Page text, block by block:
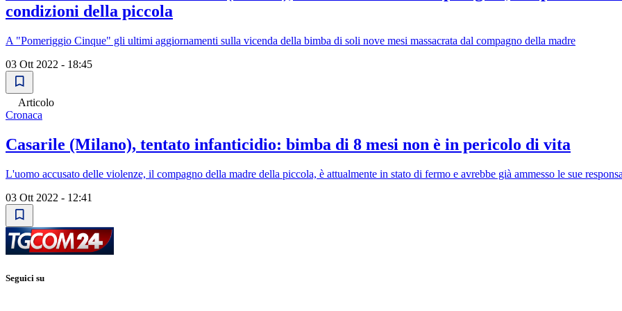
condizioni della piccola
A "Pomeriggio Cinque" gli ultimi aggiornamenti sulla vicenda della bimba di soli nove mesi massacrata dal compagno della madre
03 Ott 2022 - 18:45
Articolo
Cronaca
Casarile (Milano), tentato infanticidio: bimba di 8 mesi non è in pericolo di vita
L'uomo accusato delle violenze, il compagno della madre della piccola, è attualmente in stato di fermo e avrebbe già ammesso le sue
03 Ott 2022 - 12:41
Seguici su